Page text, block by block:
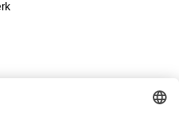
LinkedIn